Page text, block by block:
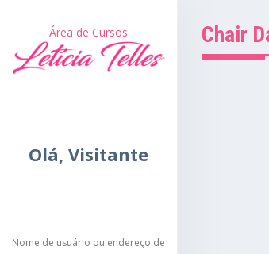
Área de Cursos
Olá, Visitante
Nome de usuário ou endereço de
Chair